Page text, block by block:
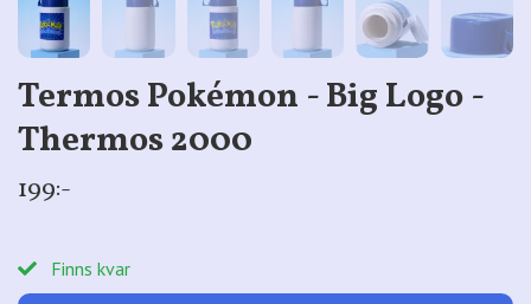
Termos Pokémon - Big Logo -
Thermos 2000
199:-
Finns kvar